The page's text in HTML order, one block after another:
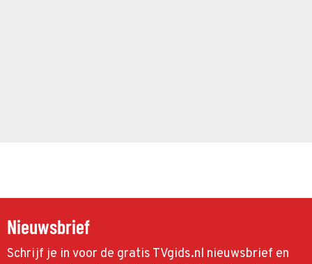
Nieuwsbrief
Schrijf je in voor de gratis TVgids.nl nieuwsbrief en